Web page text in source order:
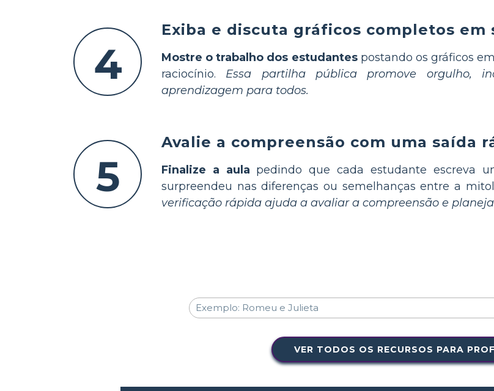
4
Exiba e discuta gráficos completos em
Mostre o trabalho dos estudantespostando os gráficos
raciocínio. Essa partilha pública promove orgulho,
aprendizagem para todos.
5
Avalie a compreensão com uma saída
Finalize a aula pedindo que cada estudante escreva
surpreendeu nas diferenças ou semelhanças entre a
verificação rápida ajuda a avaliar a compreensão e
VER TODOS OS RECURSOS PARA